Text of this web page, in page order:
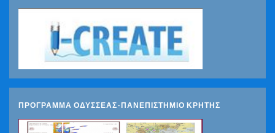
ΠΡΟΓΡΑΜΜΑ ΟΔΥΣΣΕΑΣ-ΠΑΝΕΠΙΣΤΗΜΙΟ ΚΡΗΤΗΣ